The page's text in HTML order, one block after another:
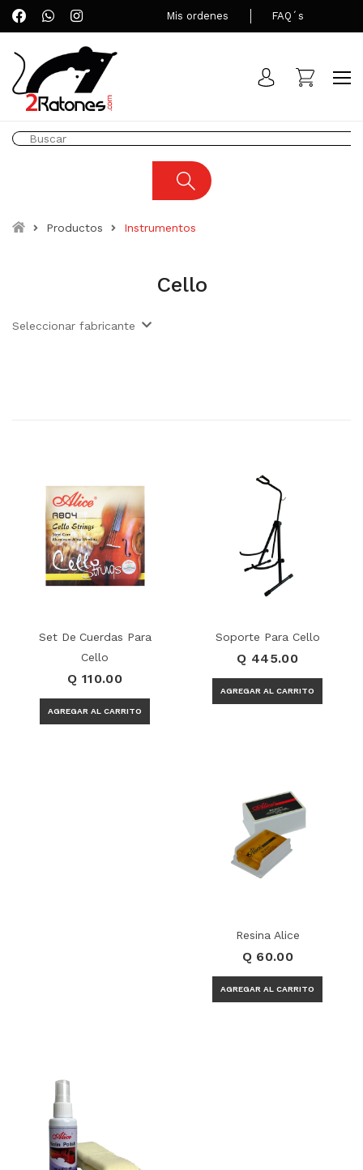
Mis ordenes FAQ´s
Productos Instrumentos
Cello
Seleccionar fabricante
Set De Cuerdas Para
Cello
Q 110.00
Soporte Para Cello
Q 445.00
Resina Alice
Q 60.00